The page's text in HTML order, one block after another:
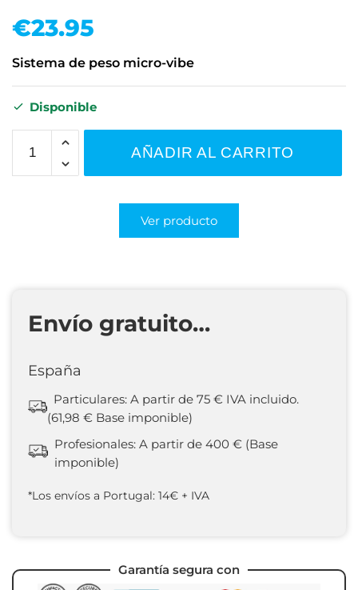
€23.95
Sistema de peso micro-vibe
Disponible
AÑADIR AL CARRITO
Ver producto
Envío gratuito…
España
Particulares: A partir de 75 € IVA incluido.
(61,98 € Base imponible)
Profesionales: A partir de 400 € (Base
imponible)
*Los envíos a Portugal: 14€ + IVA
Garantía segura con